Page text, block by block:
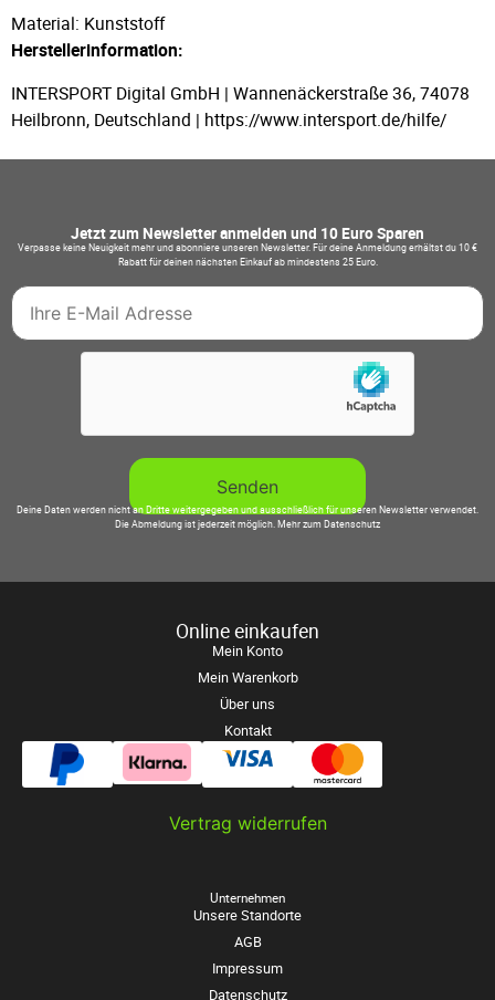
Material: Kunststoff
Herstellerinformation:
INTERSPORT Digital GmbH | Wannenäckerstraße 36, 74078
Heilbronn, Deutschland | https://www.intersport.de/hilfe/
Jetzt zum Newsletter anmelden und 10 Euro Sparen
Verpasse keine Neuigkeit mehr und abonniere unseren Newsletter. Für deine Anmeldung erhältst du 10 €
Rabatt für deinen nächsten Einkauf ab mindestens 25 Euro.
Deine Daten werden nicht an Dritte weitergegeben und ausschließlich für unseren Newsletter verwendet.
Die Abmeldung ist jederzeit möglich.Mehr zum Datenschutz
Online einkaufen
Mein Konto
Mein Warenkorb
Über uns
Kontakt
Vertrag widerrufen
Unternehmen
Unsere Standorte
AGB
Impressum
Datenschutz